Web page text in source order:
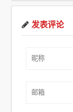
发表评论